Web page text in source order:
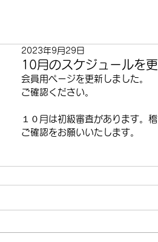
10月のスケジュールを
2023年9月29日
会員用ページを更新しました。
ご確認ください。
１０月は初級審査があります。
ご確認をお願いいたします。